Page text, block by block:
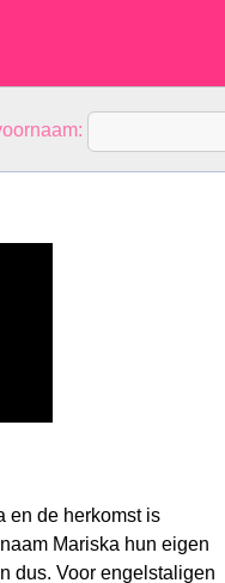
en de herkomst is
Mariska hun eigen
dus. Voor engelstaligen